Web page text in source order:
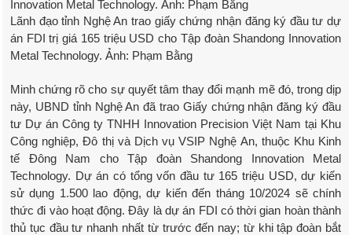
Lãnh đạo tỉnh Nghệ An trao giấy chứng nhận đăng ký đầu tư dự
án FDI trị giá 165 triệu USD cho Tập đoàn Shandong Innovation
Metal Technology. Ảnh: Phạm Bằng
Minh chứng rõ cho sự quyết tâm thay đổi mạnh mẽ đó, trong dịp
này, UBND tỉnh Nghệ An đã trao Giấy chứng nhận đăng ký đầu
tư Dự án Công ty TNHH Innovation Precision Việt Nam tại Khu
Công nghiệp, Đô thị và Dịch vụ VSIP Nghệ An, thuộc Khu Kinh
tế Đông Nam cho Tập đoàn Shandong Innovation Metal
Technology. Dự án có tổng vốn đầu tư 165 triệu USD, dự kiến
sử dụng 1.500 lao động, dự kiến đến tháng 10/2024 sẽ chính
thức đi vào hoạt động. Đây là dự án FDI có thời gian hoàn thành
thủ tục đầu tư nhanh nhất từ trước đến nay; từ khi tập đoàn bắt